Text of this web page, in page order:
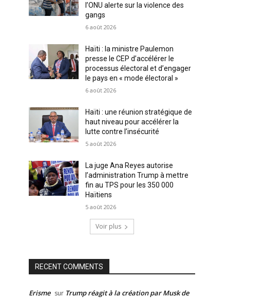
l’ONU alerte sur la violence des
gangs
6 août 2026
Haïti : la ministre Paulemon
presse le CEP d’accélérer le
processus électoral et d’engager
le pays en « mode électoral »
6 août 2026
Haïti : une réunion stratégique de
haut niveau pour accélérer la
lutte contre l’insécurité
5 août 2026
La juge Ana Reyes autorise
l’administration Trump à mettre
fin au TPS pour les 350 000
Haïtiens
5 août 2026
Voir plus
RECENT COMMENTS
Erisme sur Trump réagit à la création par Musk de